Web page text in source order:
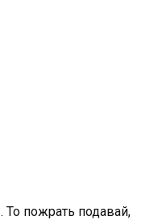
То пожрать подавай,